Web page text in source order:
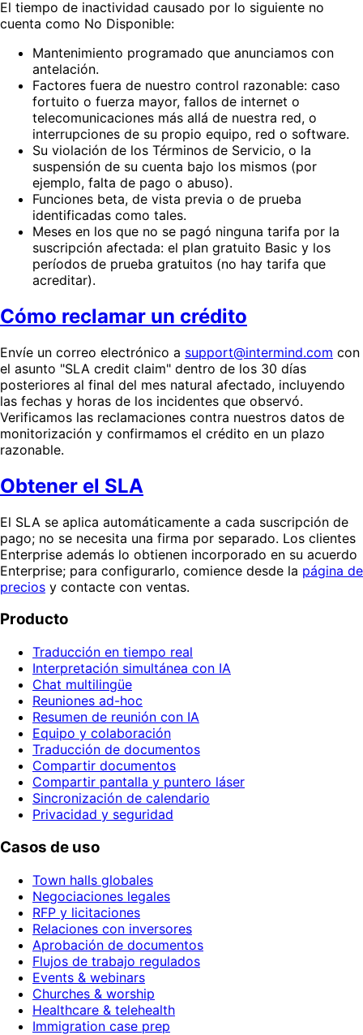
El tiempo de inactividad causado por lo siguiente no
cuenta como No Disponible:
Mantenimiento programado que anunciamos con
antelación.
Factores fuera de nuestro control razonable: caso
fortuito o fuerza mayor, fallos de internet o
telecomunicaciones más allá de nuestra red, o
interrupciones de su propio equipo, red o software.
Su violación de los Términos de Servicio, o la
suspensión de su cuenta bajo los mismos (por
ejemplo, falta de pago o abuso).
Funciones beta, de vista previa o de prueba
identificadas como tales.
Meses en los que no se pagó ninguna tarifa por la
suscripción afectada: el plan gratuito Basic y los
períodos de prueba gratuitos (no hay tarifa que
acreditar).
Cómo reclamar un crédito
Envíe un correo electrónico a support@intermind.com con
el asunto "SLA credit claim" dentro de los 30 días
posteriores al final del mes natural afectado, incluyendo
las fechas y horas de los incidentes que observó.
Verificamos las reclamaciones contra nuestros datos de
monitorización y confirmamos el crédito en un plazo
razonable.
Obtener el SLA
El SLA se aplica automáticamente a cada suscripción de
pago; no se necesita una firma por separado. Los clientes
Enterprise además lo obtienen incorporado en su acuerdo
Enterprise; para configurarlo, comience desde la página de
precios y contacte con ventas.
Producto
Traducción en tiempo real
Interpretación simultánea con IA
Chat multilingüe
Reuniones ad-hoc
Resumen de reunión con IA
Equipo y colaboración
Traducción de documentos
Compartir documentos
Compartir pantalla y puntero láser
Sincronización de calendario
Privacidad y seguridad
Casos de uso
Town halls globales
Negociaciones legales
RFP y licitaciones
Relaciones con inversores
Aprobación de documentos
Flujos de trabajo regulados
Events & webinars
Churches & worship
Healthcare & telehealth
Immigration case prep